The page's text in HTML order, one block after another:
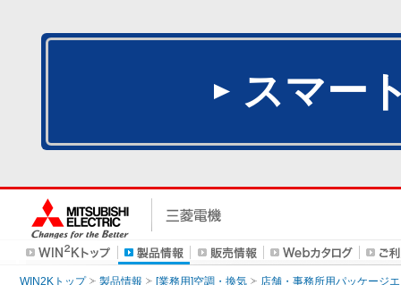
スマー
WIN2Kトップ 製品情報 [業務用]空調・換気 店舗・事務所用パッケージ